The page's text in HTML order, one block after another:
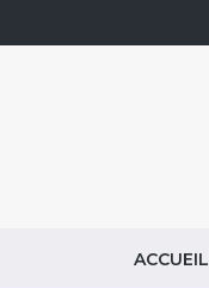
ACCUEIL